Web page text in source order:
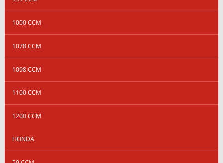
1000 CCM
1078 CCM
1098 CCM
1100 CCM
1200 CCM
HONDA